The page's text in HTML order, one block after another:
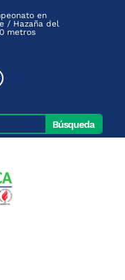
en
/ Hazaña del
metros